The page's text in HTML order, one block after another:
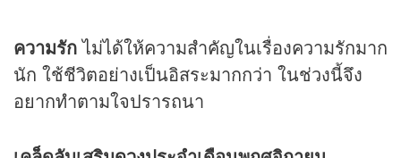
ความรักไม่ได้ให้ความสำคัญในเรื่องความรักมาก
นัก ใช้ชีวิตอย่างเป็นอิสระมากกว่า ในช่วงนี้จึง
อยากทำตามใจปรารถนา